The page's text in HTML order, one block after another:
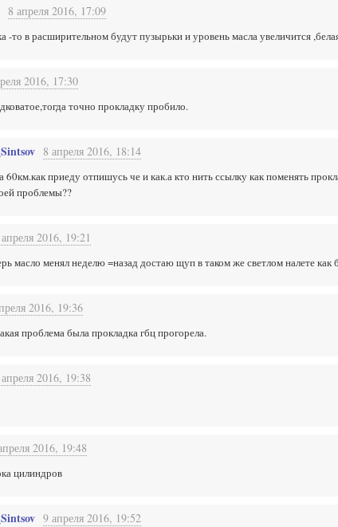
8 апреля 2016, 17:09
-то в расширительном будут пузырьки и уровень масла увеличится
2016, 17:30
точно прокладку пробило.
8 апреля 2016, 18:14
60км.как приеду отпишусь че и как.а кто нить ссылку как поменять
проблемы??
2016, 19:21
масло менял неделю =назад достаю щуп в таком же светлом налете как
2016, 19:36
проблема была прокладка гбц прогорела.
2016, 19:38
2016, 19:48
цилиндров
9 апреля 2016, 19:52